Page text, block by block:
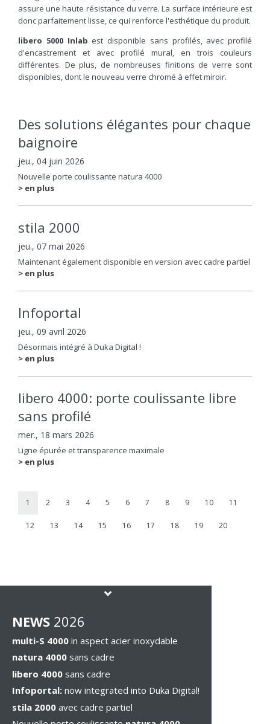
assure une haute résistance du verre. La surface intérieure est
donc parfaitement lisse, ce qui renforce l'esthétique du produit.
libero 5000 Inlab est disponible sans profilés, avec profilé
d'encastrement et avec profilé mural, en trois couleurs
différentes. De plus, de nombreuses finitions de verre sont
disponibles, dont le nouveau verre chromé à effet miroir.
Des solutions élégantes pour chaque
baignoire
jeu., 04 juin 2026
Nouvelle porte coulissante natura 4000
> en plus
stila 2000
jeu., 07 mai 2026
Maintenant également disponible en version avec cadre partiel
> en plus
Infoportal
jeu., 09 avril 2026
Désormais intégré à Duka Digital !
> en plus
libero 4000: porte coulissante libre
sans profilé
mer., 18 mars 2026
Ligne épurée et transparence maximale
> en plus
1 2 3 4 5 6 7 8 9 10 11
12 13 14 15 16 17 18 19 20
NEWS 2026
multi-S 4000 in aspect acier inoxydable
natura 4000 sans cadre
libero 4000 sans cadre
Infoportal: now integrated into Duka Digital!
stila 2000 avec cadre partiel